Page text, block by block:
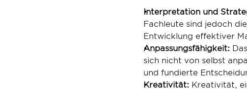
Interpretation und
Fachleute sind jedoch
Entwicklung effektiver
Anpassungsfähigkeit:
sich nicht von selbst
und fundierte
Kreativität: Kreativität,